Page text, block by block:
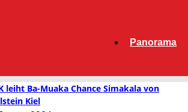
Panorama
leiht Ba-Muaka Chance Simakala von
Kiel